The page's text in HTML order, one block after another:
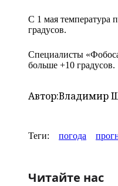
С 1 мая температура
градусов.
Специалисты
больше +10 градусов.
Автор:Владимир
Теги: погода
Читайте нас